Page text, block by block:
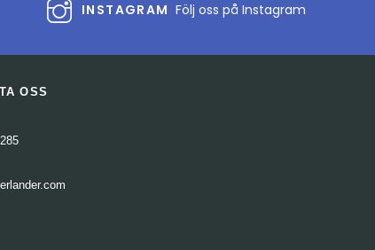
INSTAGRAM Följ oss på Instagram
OSS